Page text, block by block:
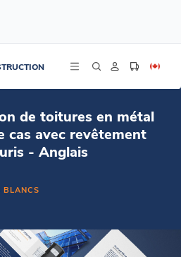
silicone – Étude de cas avec
- Anglais
de toitures en métal
cas avec revêtement
- Anglais
BLANCS